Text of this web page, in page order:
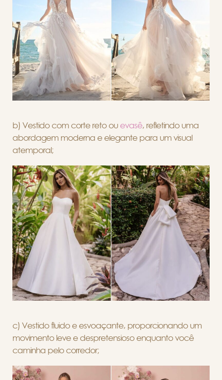
b) Vestido com corte reto ou evasê, refletindo uma
abordagem moderna e elegante para um visual
atemporal;
c) Vestido fluido e esvoaçante, proporcionando um
movimento leve e despretensioso enquanto você
caminha pelo corredor;